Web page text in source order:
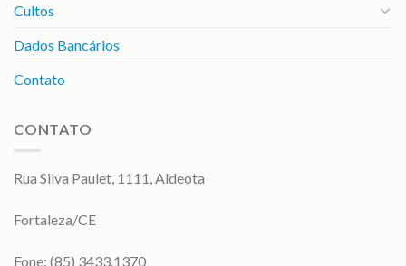
Cultos
Dados Bancários
Contato
CONTATO
Rua Silva Paulet, 1111, Aldeota
Fortaleza/CE
Fone: (85) 3433.1370